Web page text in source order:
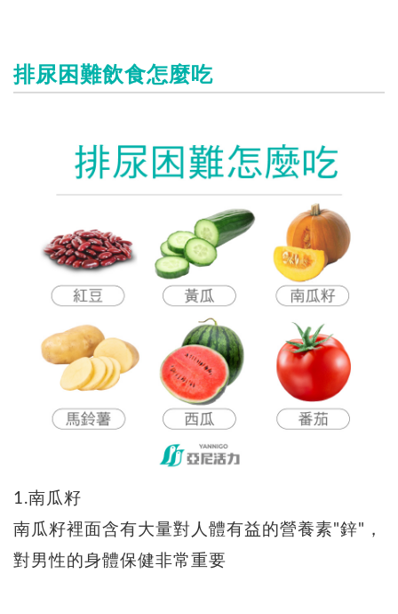
排尿困難飲食怎麼吃
1.南瓜籽
南瓜籽裡面含有大量對人體有益的營養素"鋅"，
對男性的身體保健非常重要